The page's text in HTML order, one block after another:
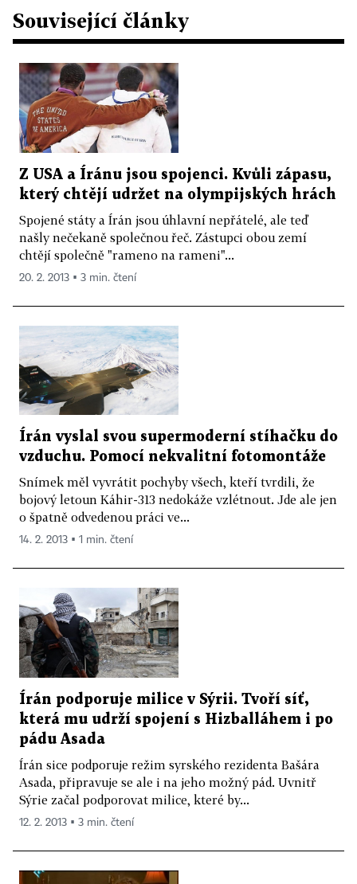
Související články
Z USA a Íránu jsou spojenci. Kvůli zápasu,
který chtějí udržet na olympijských hrách
Spojené státy a Írán jsou úhlavní nepřátelé, ale teď
našly nečekaně společnou řeč. Zástupci obou zemí
chtějí společně "rameno na rameni"...
20. 2. 2013 ▪ 3 min. čtení
Írán vyslal svou supermoderní stíhačku do
vzduchu. Pomocí nekvalitní fotomontáže
Snímek měl vyvrátit pochyby všech, kteří tvrdili, že
bojový letoun Káhir-313 nedokáže vzlétnout. Jde ale jen
o špatně odvedenou práci ve...
14. 2. 2013 ▪ 1 min. čtení
Írán podporuje milice v Sýrii. Tvoří síť,
která mu udrží spojení s Hizballáhem i po
pádu Asada
Írán sice podporuje režim syrského rezidenta Bašára
Asada, připravuje se ale i na jeho možný pád. Uvnitř
Sýrie začal podporovat milice, které by...
12. 2. 2013 ▪ 3 min. čtení